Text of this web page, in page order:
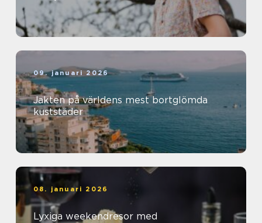
09. januari 2026
Jakten på världens mest bortglömda
kuststäder
08. januari 2026
Lyxiga weekendresor med